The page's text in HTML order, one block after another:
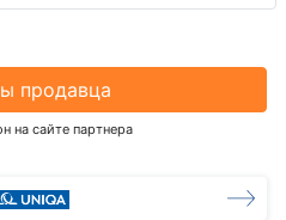
продавца
на сайте партнера